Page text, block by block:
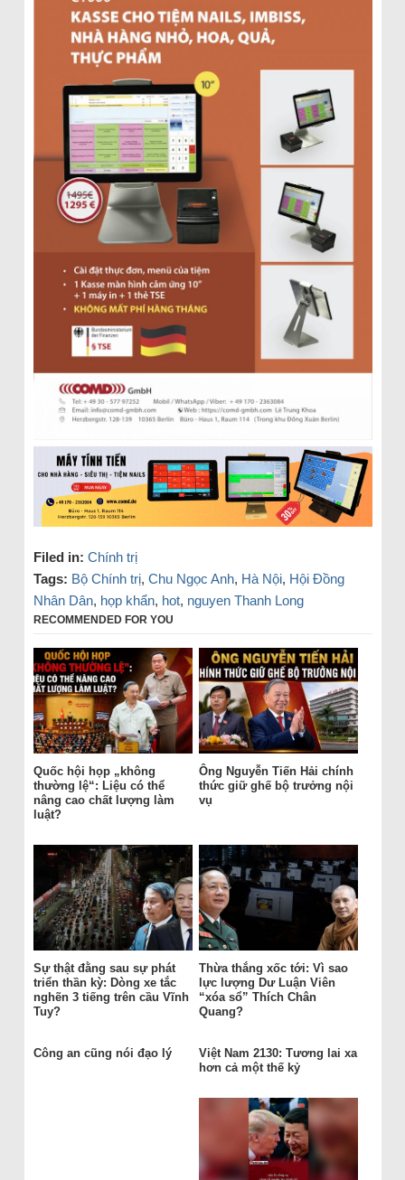
Filed in: Chính trị
Tags: Bộ Chính trị, Chu Ngọc Anh, Hà Nội, Hội Đồng
Nhân Dân, họp khẩn, hot, nguyen Thanh Long
RECOMMENDED FOR YOU
Quốc hội họp „không
thường lệ“: Liệu có thể
nâng cao chất lượng làm
luật?
Ông Nguyễn Tiến Hải chính
thức giữ ghế bộ trưởng nội
vụ
Sự thật đằng sau sự phát
triển thần kỳ: Dòng xe tắc
nghẽn 3 tiếng trên cầu Vĩnh
Tuy?
Thừa thắng xốc tới: Vì sao
lực lượng Dư Luận Viên
“xóa sổ” Thích Chân
Quang?
Công an cũng nói đạo lý
Việt Nam 2130: Tương lai xa
hơn cả một thế kỷ